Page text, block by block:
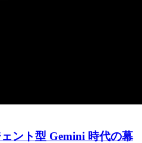
ント型 Gemini 時代の幕